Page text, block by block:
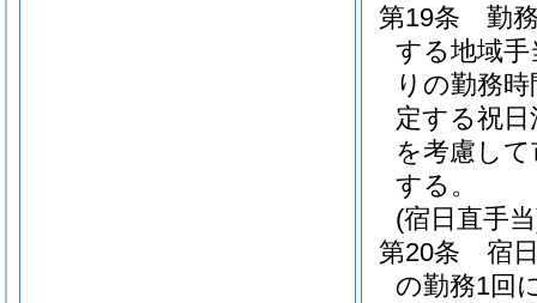
第19条
勤
する地域
りの勤務
定する祝
を考慮し
する。
(宿日直手
第20条
宿
の勤務1回